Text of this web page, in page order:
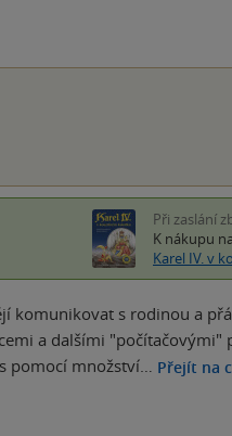
Při zaslání
K nákupu
Karel IV. v
komunikovat s rodinou a
a dalšími
pomocí množství… Přejít na